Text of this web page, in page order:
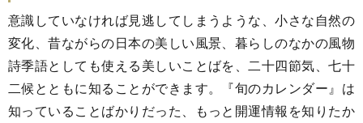
意識していなければ見逃してしまうような、小さな自然の
変化、昔ながらの日本の美しい風景、暮らしのなかの風物
詩季語としても使える美しいことばを、二十四節気、七十
二候とともに知ることができます。『旬のカレンダー』は
知っていることばかりだった、もっと開運情報を知りたか